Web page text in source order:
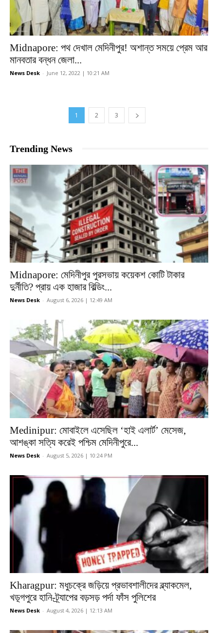
Midnapore: পথ দেখাল মেদিনীপুর! অশান্ত সময়ে প্রেম আর
মানবতার বন্ধন জেলা...
News Desk - June 12, 2022 | 10:21 AM
1 2 3
Trending News
Midnapore: মেদিনীপুর পুরসভায় কয়েকশ কোটি টাকার
দুর্নীতি? প্রায় এক হাজার বিল্ডিং...
News Desk - August 6, 2026 | 12:49 AM
Medinipur: মোবাইলে এসেছিল ‘হাই এলার্ট’ মেসেজ,
আশঙ্কা সত্যি করেই পশ্চিম মেদিনীপুরে...
News Desk - August 5, 2026 | 10:24 PM
Kharagpur: মধুচক্রে জড়িয়ে প্রভাবশালীদের ব্ল্যাকমেল,
খড়্গপুরে হানি-ট্র্যাপের বড়সড় পর্দা ফাঁস পুলিশের
News Desk - August 4, 2026 | 12:13 AM